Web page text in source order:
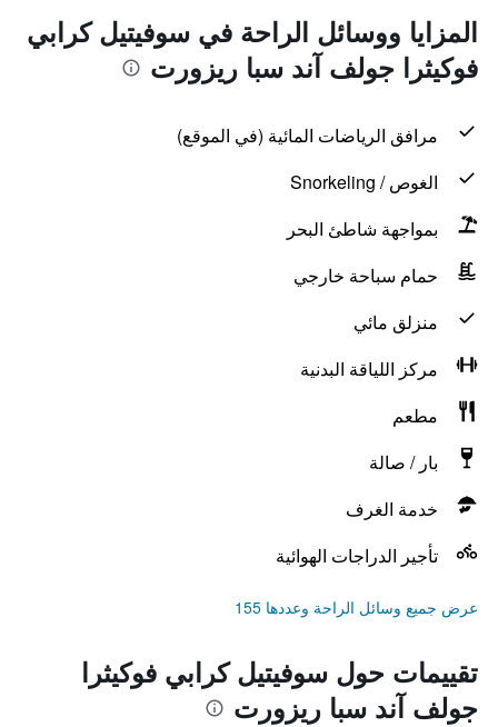
المزايا ووسائل الراحة في سوفيتيل كرابي
فوكيثرا جولف آند سبا ريزورت
مرافق الرياضات المائية (في الموقع)
الغوص / Snorkeling
بمواجهة شاطئ البحر
حمام سباحة خارجي
منزلق مائي
مركز اللياقة البدنية
مطعم
بار / صالة
خدمة الغرف
تأجير الدراجات الهوائية
عرض جميع وسائل الراحة وعددها 155
تقييمات حول سوفيتيل كرابي فوكيثرا
جولف آند سبا ريزورت